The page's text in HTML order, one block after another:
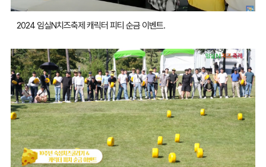
2024 임실N치즈축제 캐릭터 피티 순금 이벤트.